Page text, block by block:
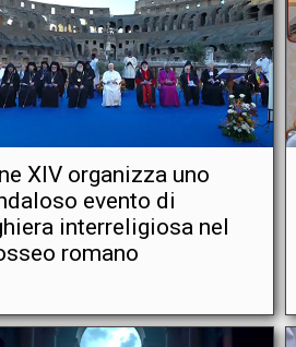
XIV organizza uno
evento di
interreligiosa nel
romano